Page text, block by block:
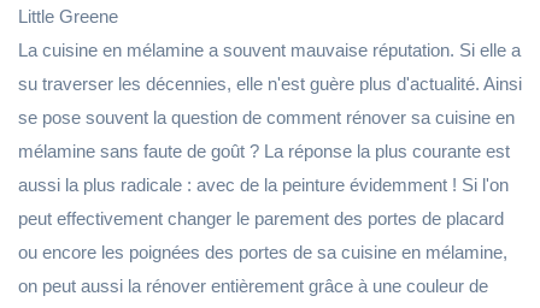
Little Greene
La cuisine en mélamine a souvent mauvaise réputation. Si elle a
su traverser les décennies, elle n'est guère plus d'actualité. Ainsi
se pose souvent la question de comment rénover sa cuisine en
mélamine sans faute de goût ? La réponse la plus courante est
aussi la plus radicale : avec de la peinture évidemment ! Si l'on
peut effectivement changer le parement des portes de placard
ou encore les poignées des portes de sa cuisine en mélamine,
on peut aussi la rénover entièrement grâce à une couleur de